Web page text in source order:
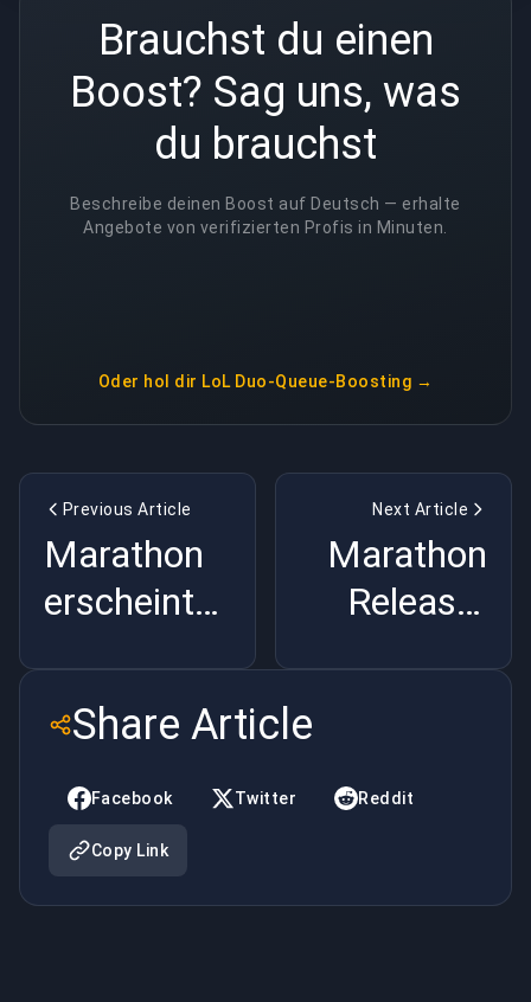
Brauchst du einen
Boost? Sag uns, was
du brauchst
Beschreibe deinen Boost auf Deutsch — erhalte
Angebote von verifizierten Profis in Minuten.
Oder hol dir LoL Duo-Queue-Boosting →
Previous Article
Marathon
erscheint
März: Alles
Enthüllte |
BuyBoosting
Next Article
Marathon
Release-
2026 |
Share Article
Facebook Twitter Reddit
Copy Link